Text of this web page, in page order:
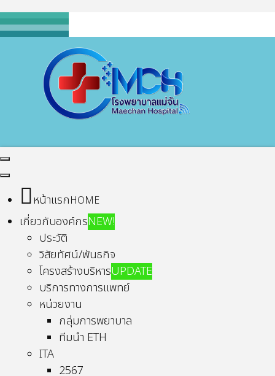
หน้าแรกHOME
เกี่ยวกับองค์กรNEW!
ประวัติ
วิสัยทัศน์/พันธกิจ
โครงสร้างบริหารUPDATE
บริการทางการแพทย์
หน่วยงาน
กลุ่มการพยาบาล
ทีมนำ ETH
ITA
2567